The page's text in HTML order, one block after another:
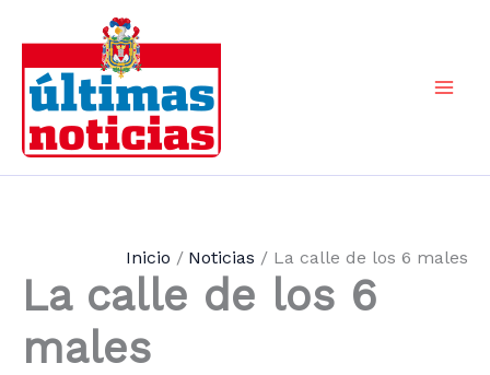
contenido
Inicio Noticias La calle de los 6 males
La calle de los 6
males